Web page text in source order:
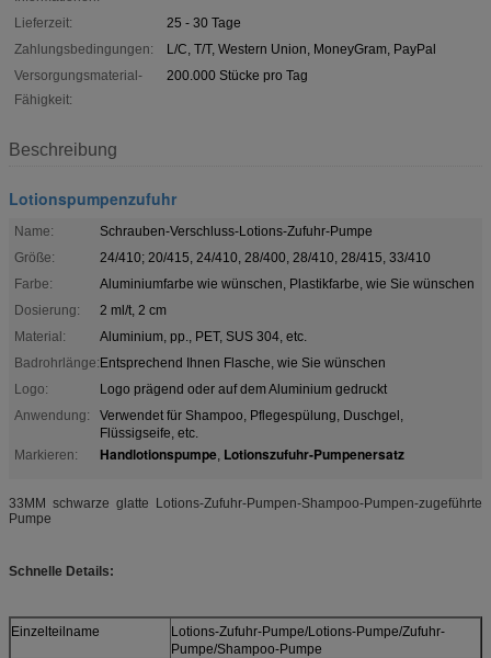
Lieferzeit:
25 - 30 Tage
Zahlungsbedingungen:
L/C, T/T, Western Union, MoneyGram, PayPal
Versorgungsmaterial-
Fähigkeit:
200.000 Stücke pro Tag
Beschreibung
Lotionspumpenzufuhr
Name:
Schrauben-Verschluss-Lotions-Zufuhr-Pumpe
Größe:
24/410; 20/415, 24/410, 28/400, 28/410, 28/415, 33/410
Farbe:
Aluminiumfarbe wie wünschen, Plastikfarbe, wie Sie wünschen
Dosierung:
2 ml/t, 2 cm
Material:
Aluminium, pp., PET, SUS 304, etc.
Badrohrlänge:Entsprechend Ihnen Flasche, wie Sie wünschen
Logo:
Logo prägend oder auf dem Aluminium gedruckt
Anwendung:
Verwendet für Shampoo, Pflegespülung, Duschgel,
Flüssigseife, etc.
Markieren:
Handlotionspumpe, Lotionszufuhr-Pumpenersatz
33MM schwarze glatte Lotions-Zufuhr-Pumpen-Shampoo-Pumpen-zugeführte
Pumpe
Schnelle Details:
Einzelteilname
Lotions-Zufuhr-Pumpe/Lotions-Pumpe/Zufuhr-
Pumpe/Shampoo-Pumpe